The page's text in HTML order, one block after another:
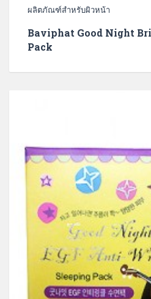
ผลิตภัณฑ์สำหรับผิวหน้า
Baviphat Good Night
Pack